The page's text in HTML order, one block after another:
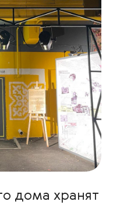
дома хранят